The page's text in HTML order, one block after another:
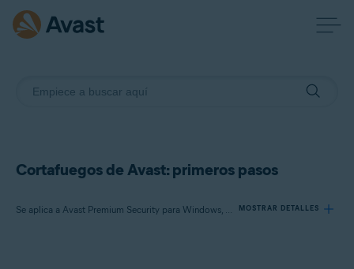
Cortafuegos de Avast: primeros pasos
Se aplica a Avast Premium Security para Windows, Avast Free Antivirus para Windows MOSTRAR DETALLES